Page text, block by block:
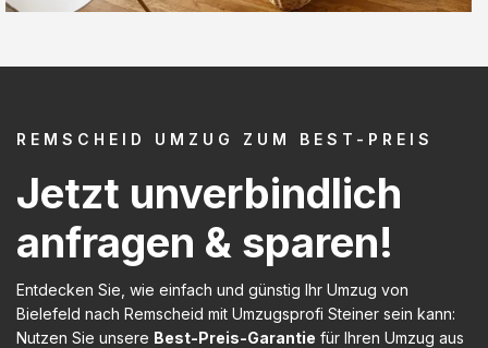
REMSCHEID UMZUG ZUM BEST-PREIS
Jetzt unverbindlich
anfragen & sparen!
Entdecken Sie, wie einfach und günstig Ihr Umzug von
Bielefeld nach Remscheid mit Umzugsprofi Steiner sein kann:
Nutzen Sie unsere Best-Preis-Garantie für Ihren Umzug aus